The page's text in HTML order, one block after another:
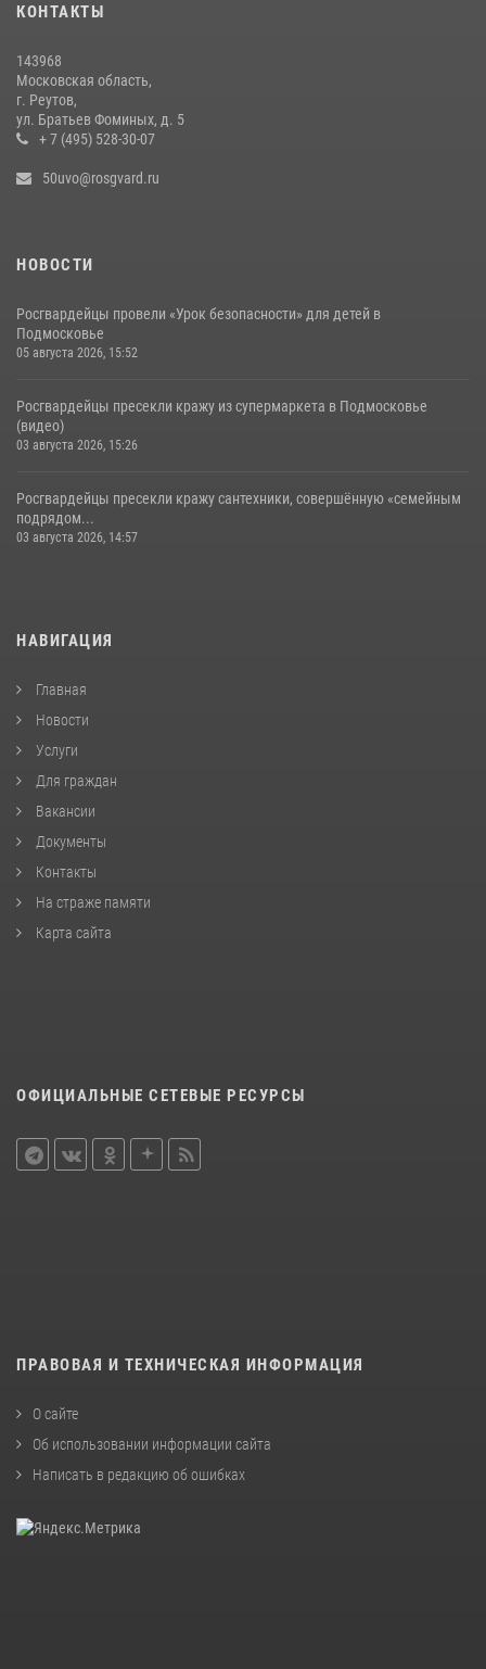
08 июля 2026, 16:30
КОНТАКТЫ
143968
Московская область,
г. Реутов,
ул. Братьев Фоминых, д. 5
+ 7 (495) 528-30-07
50uvo@rosgvard.ru
НОВОСТИ
Росгвардейцы провели «Урок безопасности» для детей в
Подмосковье
05 августа 2026, 15:52
Росгвардейцы пресекли кражу из супермаркета в Подмосковье
(видео)
03 августа 2026, 15:26
Росгвардейцы пресекли кражу сантехники, совершённую «семейным
подрядом...
03 августа 2026, 14:57
НАВИГАЦИЯ
Главная
Новости
Услуги
Для граждан
Вакансии
Документы
Контакты
На страже памяти
Карта сайта
ОФИЦИАЛЬНЫЕ СЕТЕВЫЕ РЕСУРСЫ
ПРАВОВАЯ И ТЕХНИЧЕСКАЯ ИНФОРМАЦИЯ
О сайте
Об использовании информации сайта
Написать в редакцию об ошибках